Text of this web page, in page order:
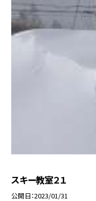
スキー教室２１
公開日 2023/01/31